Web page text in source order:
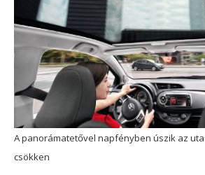
A panorámatetővel napfényben úszik az
csökken